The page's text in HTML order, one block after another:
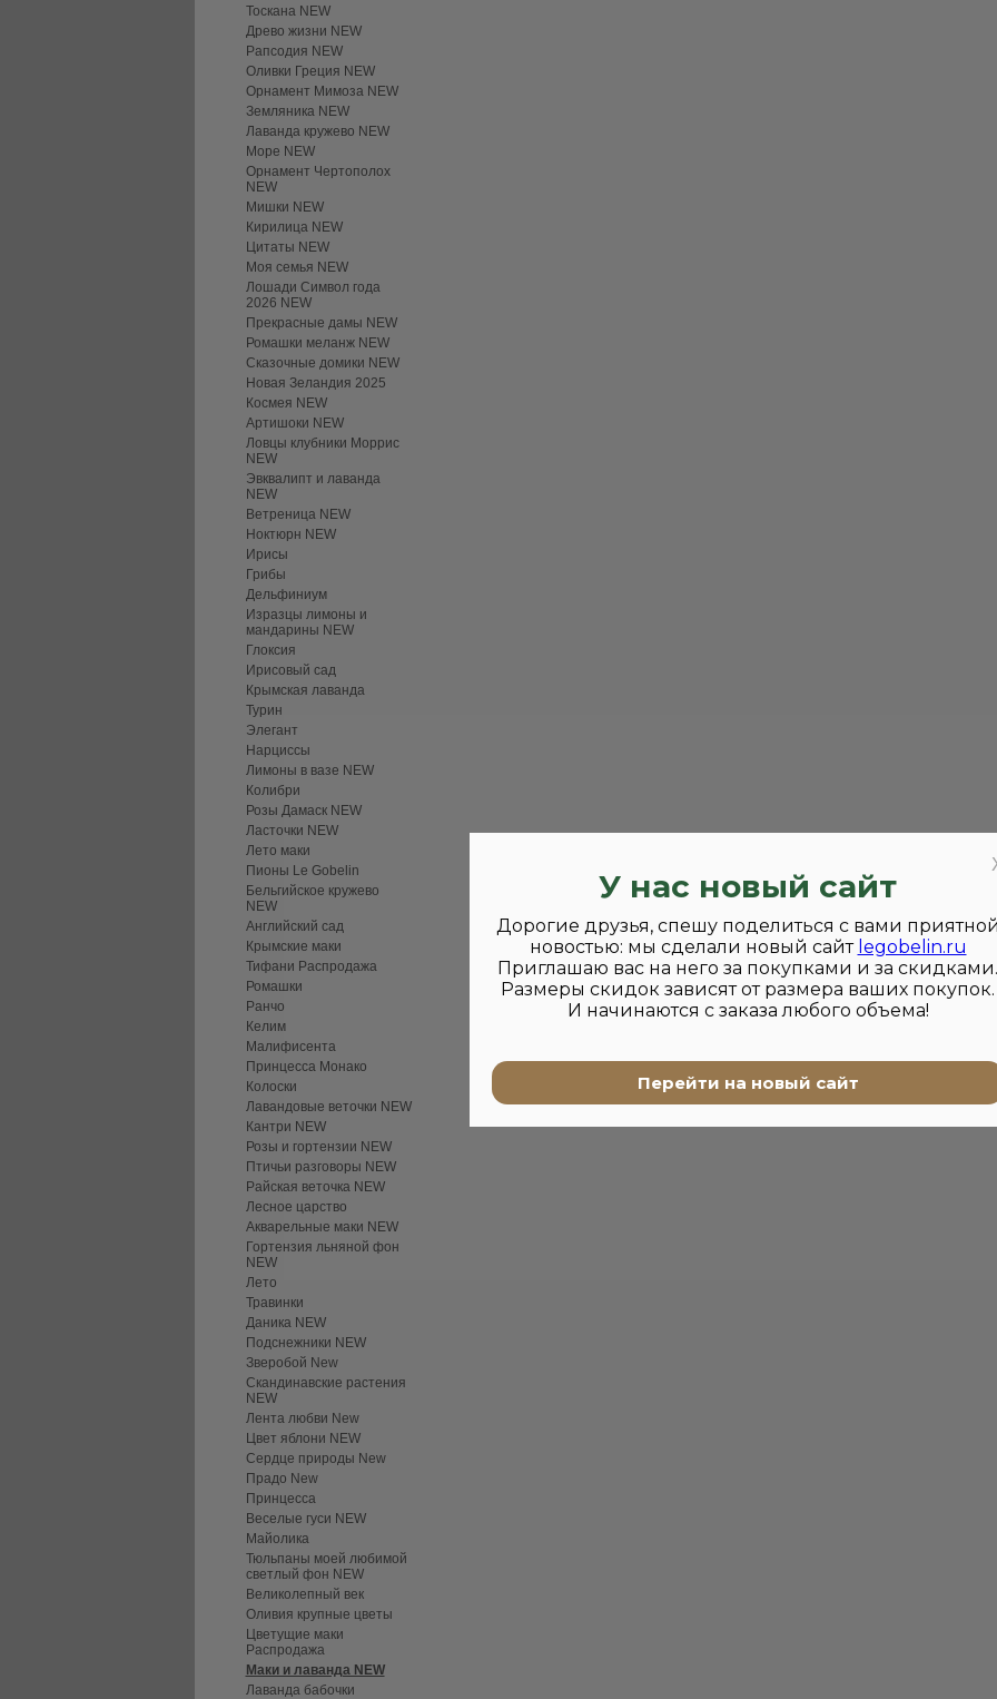
Тоскана NEW
Древо жизни NEW
Рапсодия NEW
Оливки Греция NEW
Орнамент Мимоза NEW
Земляника NEW
Лаванда кружево NEW
Море NEW
Орнамент Чертополох
NEW
Мишки NEW
Кирилица NEW
Цитаты NEW
Моя семья NEW
Лошади Символ года
2026 NEW
Прекрасные дамы NEW
Ромашки меланж NEW
Сказочные домики NEW
Новая Зеландия 2025
Космея NEW
Артишоки NEW
Ловцы клубники Моррис
NEW
Эвквалипт и лаванда
NEW
Ветреница NEW
Ноктюрн NEW
Ирисы
Грибы
Дельфиниум
Изразцы лимоны и
мандарины NEW
Глоксия
Ирисовый сад
Крымская лаванда
Турин
Элегант
Нарциссы
Лимоны в вазе NEW
Колибри
Розы Дамаск NEW
Ласточки NEW
Лето маки
Пионы Le Gobelin
Бельгийское кружево
NEW
Английский сад
Крымские маки
Тифани Распродажа
Ромашки
Ранчо
Келим
Малифисента
Принцесса Монако
Колоски
Лавандовые веточки NEW
Кантри NEW
Розы и гортензии NEW
Птичьи разговоры NEW
Райская веточка NEW
Лесное царство
Акварельные маки NEW
Гортензия льняной фон
NEW
Лето
Травинки
Даника NEW
Подснежники NEW
Зверобой New
Скандинавские растения
NEW
Лента любви New
Цвет яблони NEW
Сердце природы New
Прадо New
Принцесса
Веселые гуси NEW
Майолика
Тюльпаны моей любимой
светлый фон NEW
Великолепный век
Оливия крупные цветы
Цветущие маки
Распродажа
Маки и лаванда NEW
Лаванда бабочки
У нас новый сайт
Дорогие друзья, спешу поделиться с вами приятной
новостью: мы сделали новый сайт legobelin.ru
Приглашаю вас на него за покупками и за скидками.
Размеры скидок зависят от размера ваших покупок.
И начинаются с заказа любого объема!
Перейти на новый сайт